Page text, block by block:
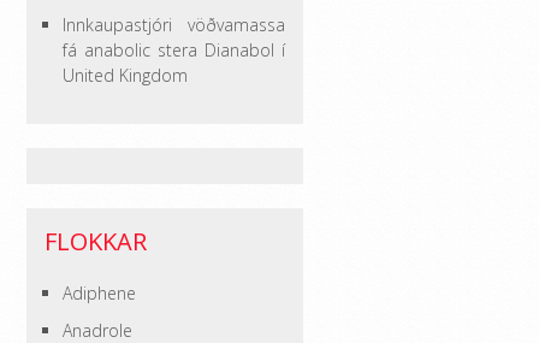
Innkaupastjóri vöðvamassa
fá anabolic stera Dianabol í
United Kingdom
FLOKKAR
Adiphene
Anadrole